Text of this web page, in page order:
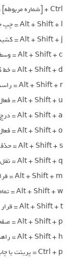
Ctrl + [شماره مربوطه] = برای مثال هدینگ سه : CTRL+3
Alt + Shift + l = چپ چین کردن
Alt + Shift + j = کشیده شدن نوشته
Alt + Shift + c = وسط چین کردن
Alt + Shift + d = خط کشیدن روی متن
Alt + Shift + r = راست چین کردن
Alt + Shift + u = فعال / غیرفعال کردن لیستی
Alt + Shift + a = درج لینک
Alt + Shift + o = فعال / غیرفعال کردن لیست شماره ای
Alt + Shift + s = حذف لینک÷
Alt + Shift + q = نقل قول
Alt + Shift + m = قرار دادن تصویر
Alt + Shift + w = تمام عرض کردن ادیتور
Alt + Shift + t = قرار دادن محتوای بیشتر
Alt + Shift + p = صفحه بندی محتوا
Alt + Shift + h = راهنمای فارسی ادیتور
Ctrl + p = پرینت یا چاپ صفحه